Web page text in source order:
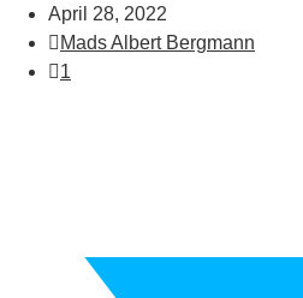
April 28, 2022
Mads Albert Bergmann
1